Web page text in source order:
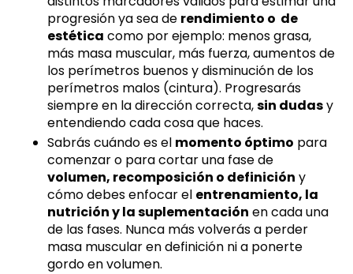
progresión ya sea de rendimiento o de
estética como por ejemplo: menos grasa,
más masa muscular, más fuerza, aumentos de
los perímetros buenos y disminución de los
perímetros malos (cintura). Progresarás
siempre en la dirección correcta,sin dudasy
entendiendo cada cosa que haces.
Sabrás cuándo es el momento óptimo para
comenzar o para cortar una fase de
volumen, recomposición o definición y
cómo debes enfocar el entrenamiento, la
nutrición y la suplementación en cada una
de las fases. Nunca más volverás a perder
masa muscular en definición ni a ponerte
gordo en volumen.